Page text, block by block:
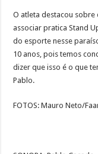
O atleta destacou
associar pratica Stand
do esporte nesse
10 anos, pois temos
dizer que isso é o que
Pablo.
FOTOS: Mauro Neto/